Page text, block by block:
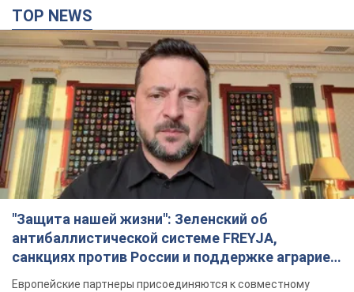
TOP NEWS
"Защита нашей жизни": Зеленский об
антибаллистической системе FREYJA,
санкциях против России и поддержке аграриев.
Видео
Европейские партнеры присоединяются к совместному